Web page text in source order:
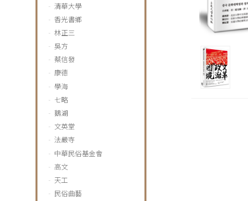
清華大學
香光書鄉
林正三
吳方
蔡信發
康德
學海
七略
鵝湖
文英堂
法嚴寺
中華民俗基金會
高文
天工
民俗曲藝